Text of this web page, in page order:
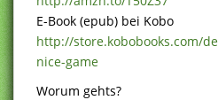
E-Book (epub) bei Kobo
http://store.kobobooks.com/
nice-game
Worum gehts?